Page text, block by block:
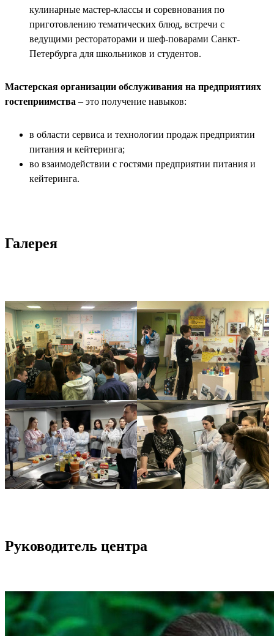
кулинарные мастер-классы и соревнования по
приготовлению тематических блюд, встречи с
ведущими рестораторами и шеф-поварами Санкт-
Петербурга для школьников и студентов.
Мастерская организации обслуживания на предприятиях
гостеприимства – это получение навыков:
в области сервиса и технологии продаж предприятии
питания и кейтеринга;
во взаимодействии с гостями предприятии питания и
кейтеринга.
Галерея
Руководитель центра